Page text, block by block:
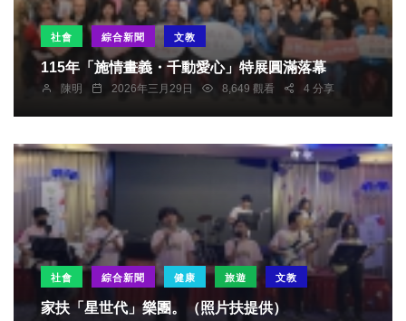
社會 綜合新聞 文教
115年「施情畫義・千動愛心」特展圓滿落幕
陳明 2026年三月29日 8,649 觀看 4 分享
社會 綜合新聞 健康 旅遊 文教
家扶「星世代」樂團。（照片扶提供）